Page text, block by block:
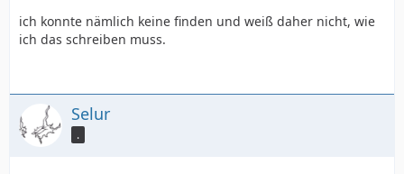
ich konnte nämlich keine finden und weiß daher nicht, wie
ich das schreiben muss.
Selur
.